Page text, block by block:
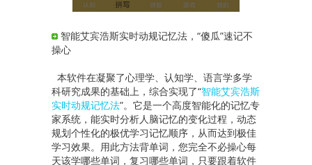
智能艾宾浩斯实时动规记忆法，“傻瓜”速记不
操心
本软件在凝聚了心理学、认知学、语言学多学
科研究成果的基础上，综合实现了“智能艾宾浩斯
实时动规记忆法”。它是一个高度智能化的记忆专
家系统，能实时分析人脑记忆的变化过程，动态
规划个性化的极优学习记忆顺序，从而达到极佳
学习效果。用此方法背单词，您完全不必操心每
天该学哪些单词，复习哪些单词，只要跟着软件